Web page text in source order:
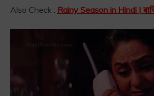
Also Check : Rainy Season in Hindi |